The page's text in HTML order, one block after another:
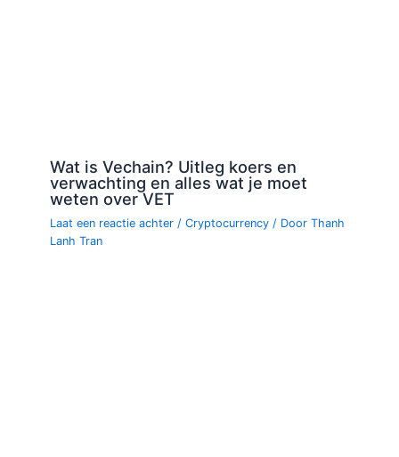
Wat is Vechain? Uitleg koers en
verwachting en alles wat je moet
weten over VET
Laat een reactie achter /Cryptocurrency / DoorThanh
Lanh Tran